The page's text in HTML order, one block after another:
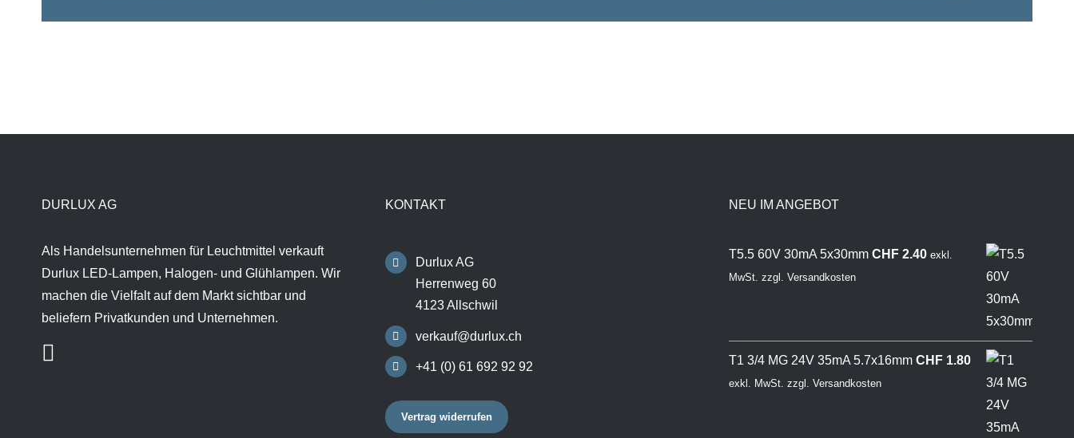
DURLUX AG
Als Handelsunternehmen für Leuchtmittel verkauft
Durlux LED-Lampen, Halogen- und Glühlampen. Wir
machen die Vielfalt auf dem Markt sichtbar und
beliefern Privatkunden und Unternehmen.
KONTAKT
Durlux AG
Herrenweg 60
4123 Allschwil
verkauf@durlux.ch
+41 (0) 61 692 92 92
Vertrag widerrufen
NEU IM ANGEBOT
T5.5 60V 30mA 5x30mm CHF2.40 exkl.
MwSt. zzgl. Versandkosten
T1 3/4 MG 24V 35mA 5.7x16mm CHF1.80
exkl. MwSt. zzgl. Versandkosten